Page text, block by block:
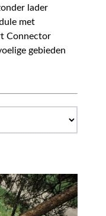
lader
met
Connector
gebieden